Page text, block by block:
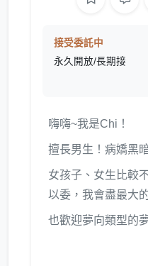
接受委託中
永久開放/長期接
嗨嗨~我是Chi！
擅長男生！病嬌黑
女孩子、女生比較
以委，我會盡最大
也歡迎夢向類型的